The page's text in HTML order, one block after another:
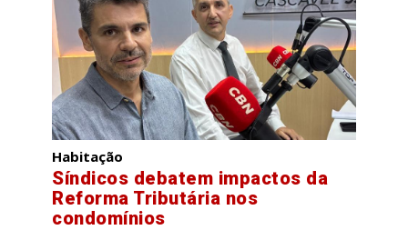
Habitação
Síndicos debatem impactos da
Reforma Tributária nos
condomínios